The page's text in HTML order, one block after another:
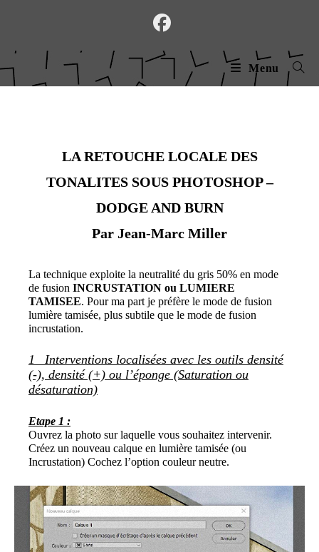
Menu
LA RETOUCHE LOCALE DES
TONALITES SOUS PHOTOSHOP –
DODGE AND BURN
Par Jean-Marc Miller
La technique exploite la neutralité du gris 50% en mode
de fusion INCRUSTATION ou LUMIERE
TAMISEE. Pour ma part je préfère le mode de fusion
lumière tamisée, plus subtile que le mode de fusion
incrustation.
1_ Interventions localisées avec les outils densité
(-), densité (+) ou l’éponge (Saturation ou
désaturation)
Etape 1 :
Ouvrez la photo sur laquelle vous souhaitez intervenir.
Créez un nouveau calque en lumière tamisée (ou
Incrustation) Cochez l’option couleur neutre.